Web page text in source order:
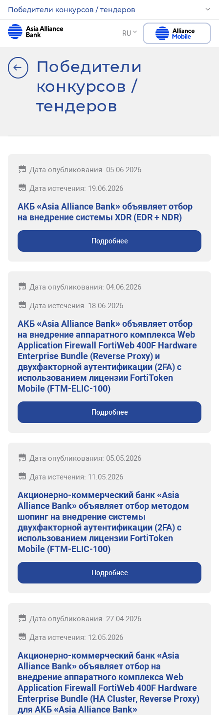
Победители конкурсов / тендеров
RU
Победители
конкурсов /
тендеров
Дата опубликования: 05.06.2026
Дата истечения: 19.06.2026
АКБ «Asia Alliance Bank» объявляет отбор
на внедрение системы XDR (EDR + NDR)
Подробнее
Дата опубликования: 04.06.2026
Дата истечения: 18.06.2026
АКБ «Asia Alliance Bank» объявляет отбор
на внедрение аппаратного комплекса Web
Application Firewall FortiWeb 400F Hardware
Enterprise Bundle (Reverse Proxy) и
двухфакторной аутентификации (2FA) с
использованием лицензии FortiToken
Mobile (FTM-ELIC-100)
Подробнее
Дата опубликования: 05.05.2026
Дата истечения: 11.05.2026
Акционерно-коммерческий банк «Asia
Alliance Bank» объявляет отбор методом
шопинг на внедрение системы
двухфакторной аутентификации (2FA) с
использованием лицензии FortiToken
Mobile (FTM-ELIC-100)
Подробнее
Дата опубликования: 27.04.2026
Дата истечения: 12.05.2026
Акционерно-коммерческий банк «Asia
Alliance Bank» объявляет отбор на
внедрение аппаратного комплекса Web
Application Firewall FortiWeb 400F Hardware
Enterprise Bundle (HA Cluster, Reverse Proxy)
для АКБ «Asia Alliance Bank»